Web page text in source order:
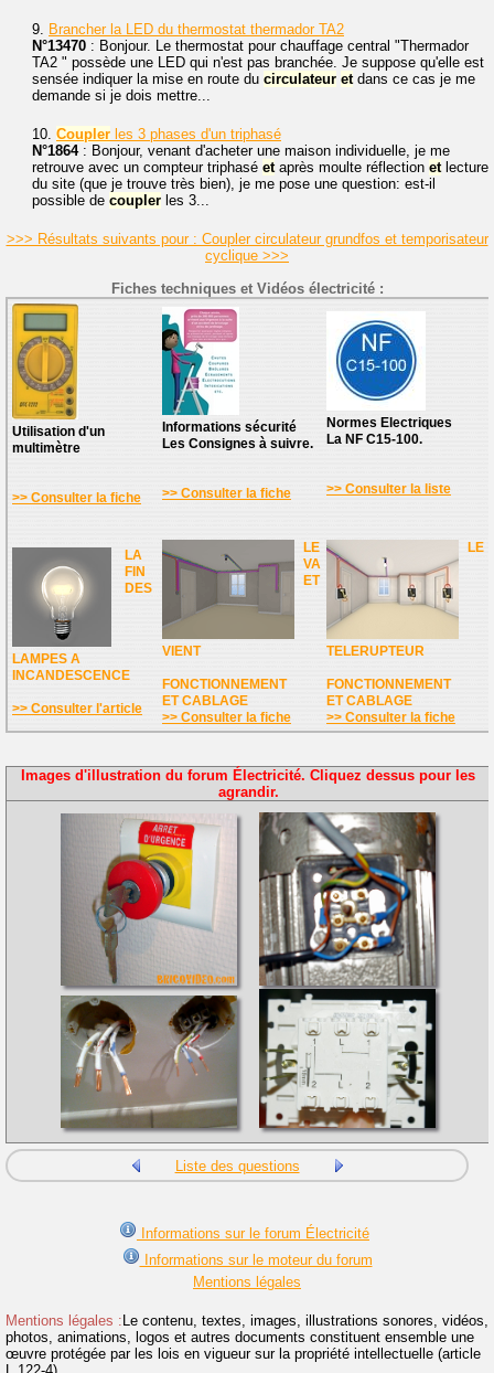
9. Brancher la LED du thermostat thermador TA2
N°13470 : Bonjour. Le thermostat pour chauffage central "Thermador
TA2 " possède une LED qui n'est pas branchée. Je suppose qu'elle est
sensée indiquer la mise en route du circulateur etdans ce cas je me
demande si je dois mettre...
10. Coupler les 3 phases d'un triphasé
N°1864: Bonjour, venant d'acheter une maison individuelle, je me
retrouve avec un compteur triphasé etaprès moulte réflection etlecture
du site (que je trouve très bien), je me pose une question: est-il
possible de coupler les 3...
>>> Résultats suivants pour : Coupler circulateur grundfos et temporisateur
cyclique >>>
Fiches techniques et Vidéos électricité :
Utilisation d'un
multimètre
>> Consulter la fiche
Informations sécurité
Les Consignes à suivre.
>> Consulter la fiche
Normes Electriques
La NF C15-100.
>> Consulter la liste
LA
FIN
DES
LAMPES A
INCANDESCENCE
>> Consulter l'article
LE
VA
ET
VIENT
FONCTIONNEMENT
ET CABLAGE
>> Consulter la fiche
LE
TELERUPTEUR
FONCTIONNEMENT
ET CABLAGE
>> Consulter la fiche
Images d'illustration du forum Électricité. Cliquez dessus pour les
agrandir.
Liste des questions
Informations sur le forum Électricité
Informations sur le moteur du forum
Mentions légales
Mentions légales :Le contenu, textes, images, illustrations sonores, vidéos,
photos, animations, logos et autres documents constituent ensemble une
œuvre protégée par les lois en vigueur sur la propriété intellectuelle (article